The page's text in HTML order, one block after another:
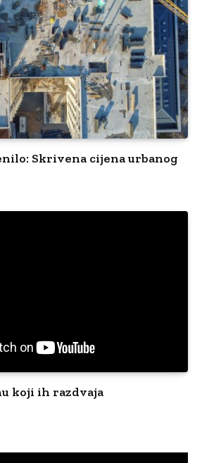
Skrivena cijena urbanog
koji ih razdvaja